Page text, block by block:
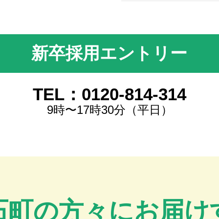
新卒採用エントリー
TEL：0120-814-314
9時〜17時30分（平日）
町の方々にお届け